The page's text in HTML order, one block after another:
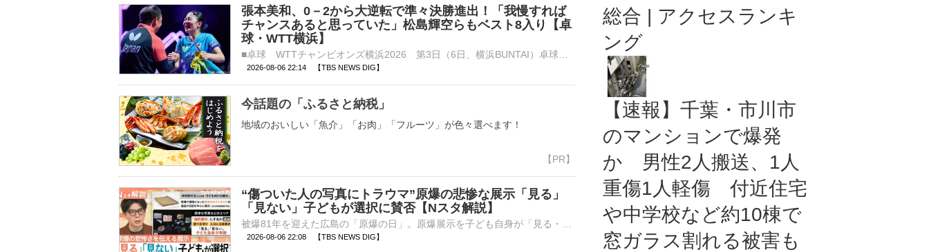
張本美和、0－2から大逆転で準々決勝進出！「我慢すれば
チャンスあると思っていた」松島輝空らもベスト8入り【卓
球・WTT横浜】
2026-08-06 22:14 【TBS NEWS DIG】
今話題の「ふるさと納税」
地域のおいしい「魚介」「お肉」「フルーツ」が色々選べます！
“傷ついた人の写真にトラウマ”原爆の悲惨な展示「見る」
「見ない」子どもが選択に賛否【Nスタ解説】
2026-08-06 22:08 【TBS NEWS DIG】
総合 | アクセスランキ
ング
【速報】千葉・市川市
のマンションで爆発
か 男性2人搬送、1人
重傷1人軽傷 付近住宅
や中学校など約10棟で
窓ガラス割れる被害も